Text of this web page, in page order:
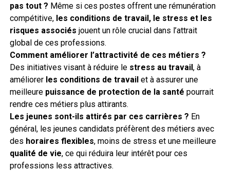
pas tout ? Même si ces postes offrent une rémunération
compétitive, les conditions de travail, le stress et les
risques associés jouent un rôle crucial dans l’attrait
global de ces professions.
Comment améliorer l’attractivité de ces métiers ?
Des initiatives visant à réduire le stress au travail, à
améliorer les conditions de travailet à assurer une
meilleure puissance de protection de la santé pourrait
rendre ces métiers plus attirants.
Les jeunes sont-ils attirés par ces carrières ? En
général, les jeunes candidats préfèrent des métiers avec
des horaires flexibles, moins de stress et une meilleure
qualité de vie, ce qui réduira leur intérêt pour ces
professions less attractives.